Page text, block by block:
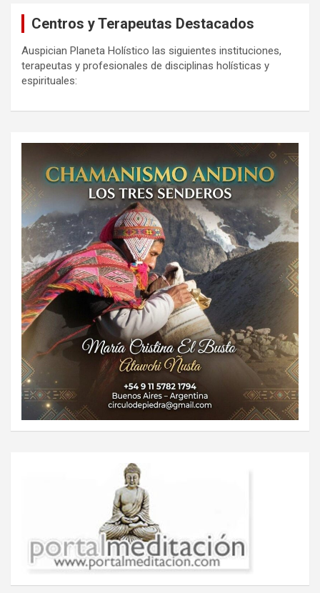
Centros y Terapeutas Destacados
Auspician Planeta Holístico las siguientes instituciones,
terapeutas y profesionales de disciplinas holísticas y
espirituales: